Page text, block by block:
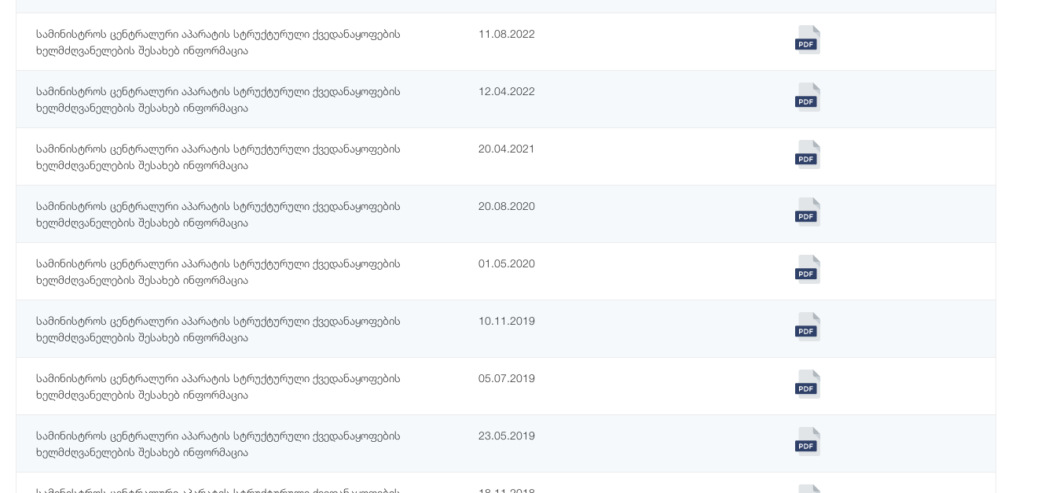
სამინისტროს ცენტრალური აპარატის სტრუქტურული ქვედანაყოფების
ხელმძღვანელების შესახებ ინფორმაცია
11.08.2022
სამინისტროს ცენტრალური აპარატის სტრუქტურული ქვედანაყოფების
ხელმძღვანელების შესახებ ინფორმაცია
12.04.2022
სამინისტროს ცენტრალური აპარატის სტრუქტურული ქვედანაყოფების
ხელმძღვანელების შესახებ ინფორმაცია
20.04.2021
სამინისტროს ცენტრალური აპარატის სტრუქტურული ქვედანაყოფების
ხელმძღვანელების შესახებ ინფორმაცია
20.08.2020
სამინისტროს ცენტრალური აპარატის სტრუქტურული ქვედანაყოფების
ხელმძღვანელების შესახებ ინფორმაცია
01.05.2020
სამინისტროს ცენტრალური აპარატის სტრუქტურული ქვედანაყოფების
ხელმძღვანელების შესახებ ინფორმაცია
10.11.2019
სამინისტროს ცენტრალური აპარატის სტრუქტურული ქვედანაყოფების
ხელმძღვანელების შესახებ ინფორმაცია
05.07.2019
სამინისტროს ცენტრალური აპარატის სტრუქტურული ქვედანაყოფების
ხელმძღვანელების შესახებ ინფორმაცია
23.05.2019